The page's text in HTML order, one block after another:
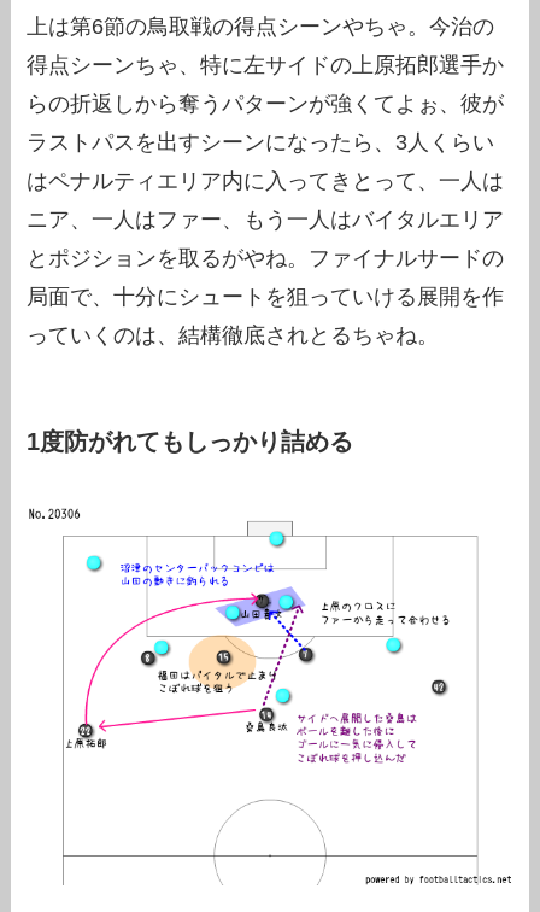
上は第6節の鳥取戦の得点シーンやちゃ。今治の
得点シーンちゃ、特に左サイドの上原拓郎選手か
らの折返しから奪うパターンが強くてよぉ、彼が
ラストパスを出すシーンになったら、3人くらい
はペナルティエリア内に入ってきとって、一人は
ニア、一人はファー、もう一人はバイタルエリア
とポジションを取るがやね。ファイナルサードの
局面で、十分にシュートを狙っていける展開を作
っていくのは、結構徹底されとるちゃね。
1度防がれてもしっかり詰める